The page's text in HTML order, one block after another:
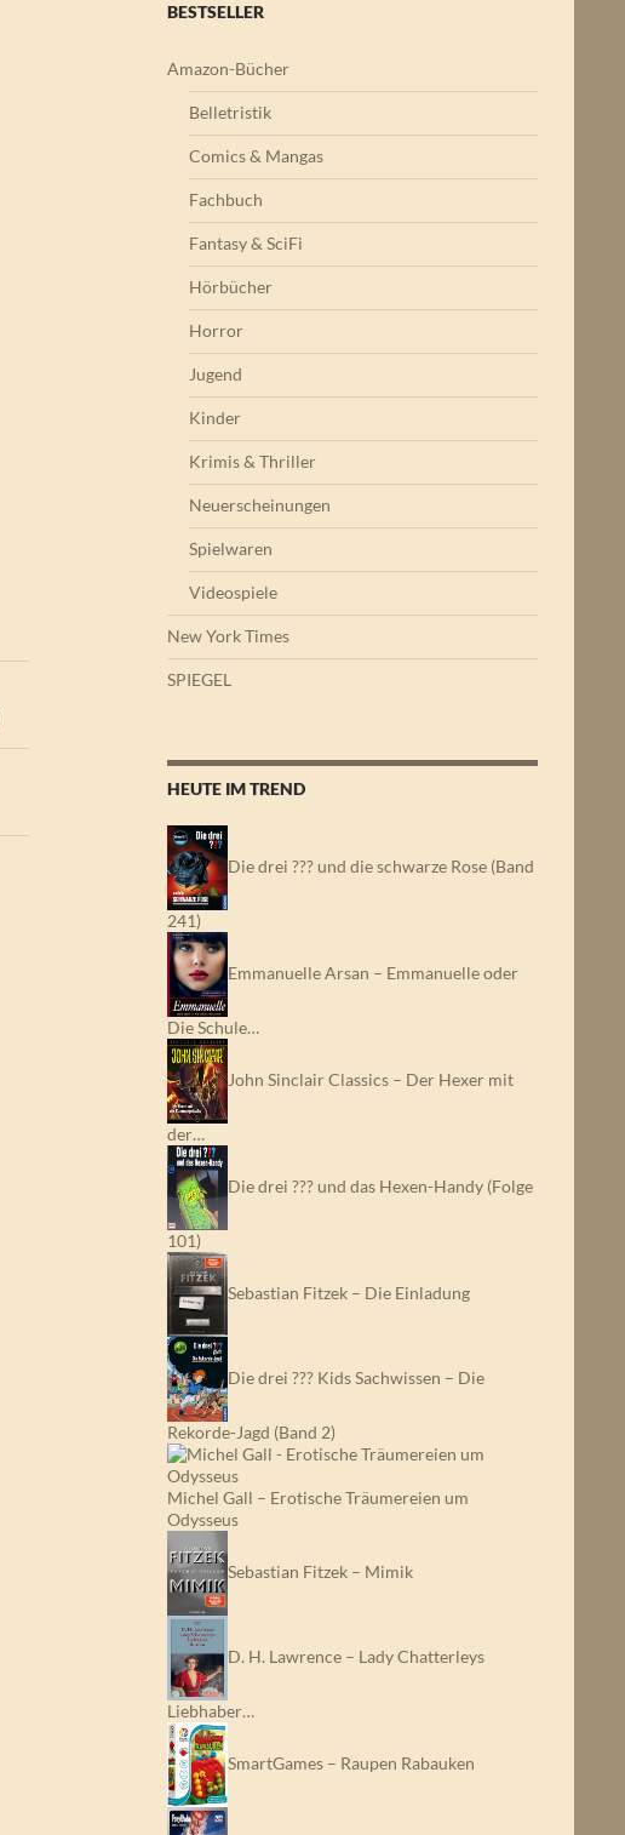
BESTSELLER
Amazon-Bücher
Belletristik
Comics & Mangas
Fachbuch
Fantasy & SciFi
Hörbücher
Horror
Jugend
Kinder
Krimis & Thriller
Neuerscheinungen
Spielwaren
Videospiele
New York Times
SPIEGEL
HEUTE IM TREND
Die drei ??? und die schwarze Rose (Band
241)
Emmanuelle Arsan – Emmanuelle oder
Die Schule…
John Sinclair Classics – Der Hexer mit
der…
Die drei ??? und das Hexen-Handy (Folge
101)
Sebastian Fitzek – Die Einladung
Die drei ??? Kids Sachwissen – Die
Rekorde-Jagd (Band 2)
Michel Gall – Erotische Träumereien um
Odysseus
Sebastian Fitzek – Mimik
D. H. Lawrence – Lady Chatterleys
Liebhaber…
SmartGames – Raupen Rabauken